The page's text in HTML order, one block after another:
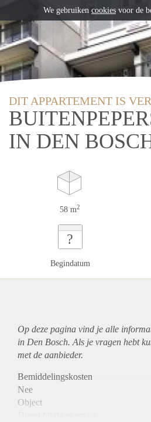
DIT APPARTEMENT IS
IN DEN
58 m2
?
Begindatum
Op deze pagina vind je alle
in Den Bosch. Als je vragen hebt
met de aanbieder.
Bemiddelingskosten
Nee
Object
We gebruiken cookies voor de